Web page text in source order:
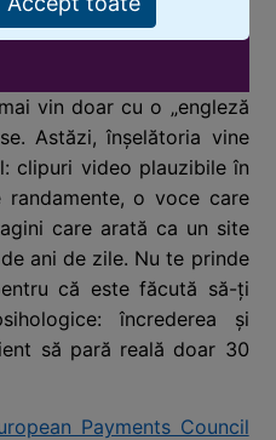
vin doar cu o „engleză
Astăzi, înșelătoria vine
clipuri video plauzibile în
o voce care
care arată ca un site
ani de zile. Nu te prinde
că este făcută să-ți
încrederea și
să pară reală doar 30
Payments Council